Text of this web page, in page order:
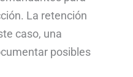
La retención
caso, una
posibles